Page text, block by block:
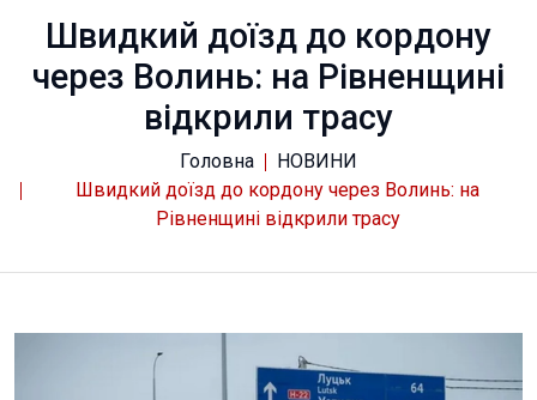
Швидкий доїзд до кордону
через Волинь: на Рівненщині
відкрили трасу
Головна
НОВИНИ
Швидкий доїзд до кордону через Волинь: на
Рівненщині відкрили трасу